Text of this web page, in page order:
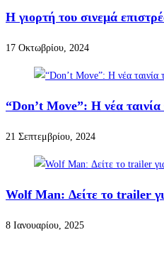
Η γιορτή του σινεμά
17 Οκτωβρίου, 2024
“Don’t Move”: Η νέα
21 Σεπτεμβρίου, 2024
Wolf Man: Δείτε το trailer
8 Ιανουαρίου, 2025